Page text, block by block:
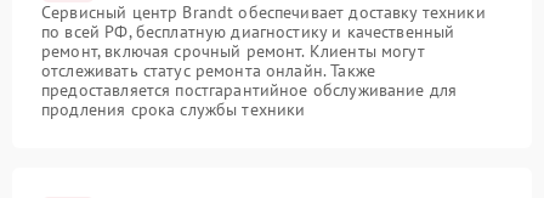
Сервисный центр Brandt обеспечивает доставку техники
по всей РФ, бесплатную диагностику и качественный
ремонт, включая срочный ремонт. Клиенты могут
отслеживать статус ремонта онлайн. Также
предоставляется постгарантийное обслуживание для
продления срока службы техники